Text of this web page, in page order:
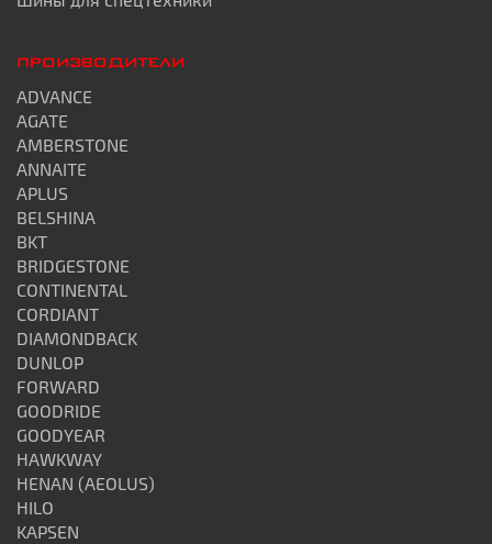
ПРОИЗВОДИТЕЛИ
ADVANCE
AGATE
AMBERSTONE
ANNAITE
APLUS
BELSHINA
BKT
BRIDGESTONE
CONTINENTAL
CORDIANT
DIAMONDBACK
DUNLOP
FORWARD
GOODRIDE
GOODYEAR
HAWKWAY
HENAN (AEOLUS)
HILO
KAPSEN